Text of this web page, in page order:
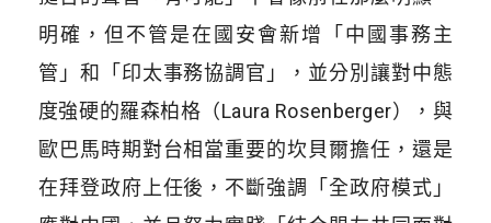
明確，但不管是在國安會新增「中國事務主
管」和「印太事務協調官」，並分別讓對中態
度強硬的羅森柏格（Laura Rosenberger），與
歐巴馬時期對台相當重要的坎貝爾擔任，還是
在拜登政府上任後，不斷強調「全政府模式」